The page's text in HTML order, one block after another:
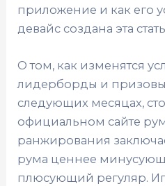
приложение и как его
девайс создана эта
О том, как изменятся
лидерборды и
следующих месяцах,
официальном сайте
ранжирования
рума ценнее
плюсующий регуляр.